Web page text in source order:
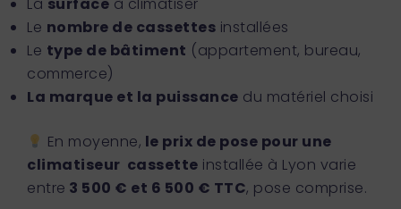
La surface à climatiser
Le nombre de cassettes installées
Le type de bâtiment (appartement, bureau,
commerce)
La marque et la puissance du matériel choisi
En moyenne, le prix de pose pour une
climatiseur cassette installée à Lyon varie
entre 3 500 € et 6 500 € TTC, pose comprise.